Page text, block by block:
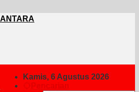
Kamis, 6 Agustus 2026
Pencarian